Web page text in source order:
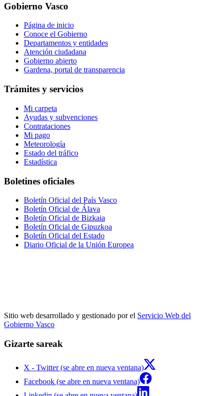
Gobierno Vasco
Página de inicio
Conoce el Gobierno
Departamentos y entidades
Atención ciudadana
Gobierno abierto
Gardena, portal de transparencia
Trámites y servicios
Mi carpeta
Ayudas y subvenciones
Contrataciones
Mi pago
Meteorología
Estado del tráfico
Estadística
Boletines oficiales
Boletín Oficial del País Vasco
Boletín Oficial de Álava
Boletín Oficial de Bizkaia
Boletín Oficial de Gipuzkoa
Boletín Oficial del Estado
Diario Oficial de la Unión Europea
Sitio web desarrollado y gestionado por el Servicio Web del
Gobierno Vasco
Gizarte sareak
X - Twitter (se abre en nueva ventana)
Facebook (se abre en nueva ventana)